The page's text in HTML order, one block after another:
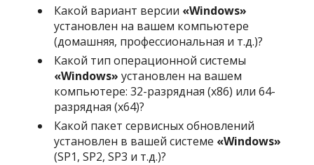
Какой вариант версии «Windows»
установлен на вашем компьютере
(домашняя, профессиональная и т.д.)?
Какой тип операционной системы
«Windows» установлен на вашем
компьютере: 32-разрядная (x86) или 64-
разрядная (x64)?
Какой пакет сервисных обновлений
установлен в вашей системе «Windows»
(SP1, SP2, SP3 и т.д.)?